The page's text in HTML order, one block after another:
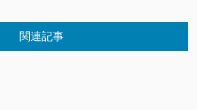
関連記事